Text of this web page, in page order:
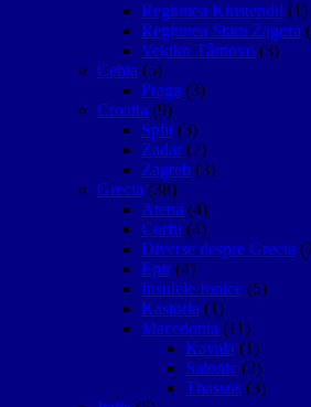
Regiunea Kiustendil (1)
Regiunea Stara Zagora
Vekiko Târnovo (3)
Cehia (5)
Praga (3)
Croatia (9)
Split (3)
Zadar (2)
Zagreb (3)
Grecia (38)
Atena (4)
Corfu (4)
Diverse despre Grecia
Epir (4)
Insulele Ionice (5)
Kastoria (1)
Macedonia (11)
Kavala (1)
Salonic (2)
Thassos (3)